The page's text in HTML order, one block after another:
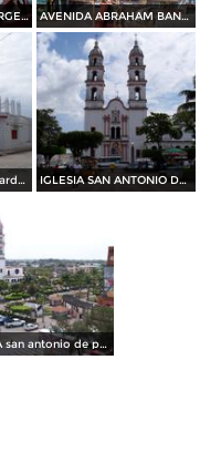
PARROQUIA DE LA VIRGEN DEL CARMEN cardenas tabasco AVENIDA ABRAHAM BANDALA cardenas tabasco
ERMITA CRISTO REY cardenas tabasco IGLESIA SAN ANTONIO DE PADUA de cardenas tabasco
IGLESIA san antonio de padua Y PARQUE INDEPENDENCIA DE CARDENAS TABASCO